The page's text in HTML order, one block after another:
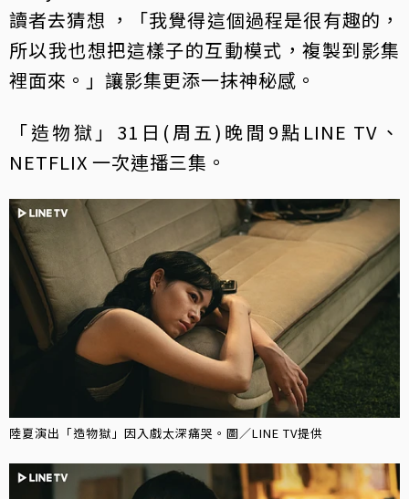
讀者去猜想 ，「我覺得這個過程是很有趣的，
所以我也想把這樣子的互動模式，複製到影集
裡面來。」讓影集更添一抹神秘感。
「造物獄」31日(周五)晚間9點LINE TV、
NETFLIX 一次連播三集。
陸夏演出「造物獄」因入戲太深痛哭。圖／LINE TV提供